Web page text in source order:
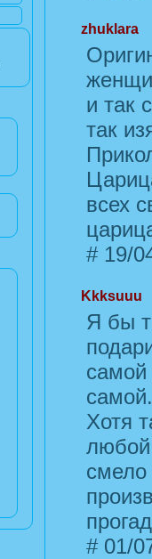
zhuklara
и так
так
всех
#19/
Kkksuuu
Я бы
Хотя
смело
#01/